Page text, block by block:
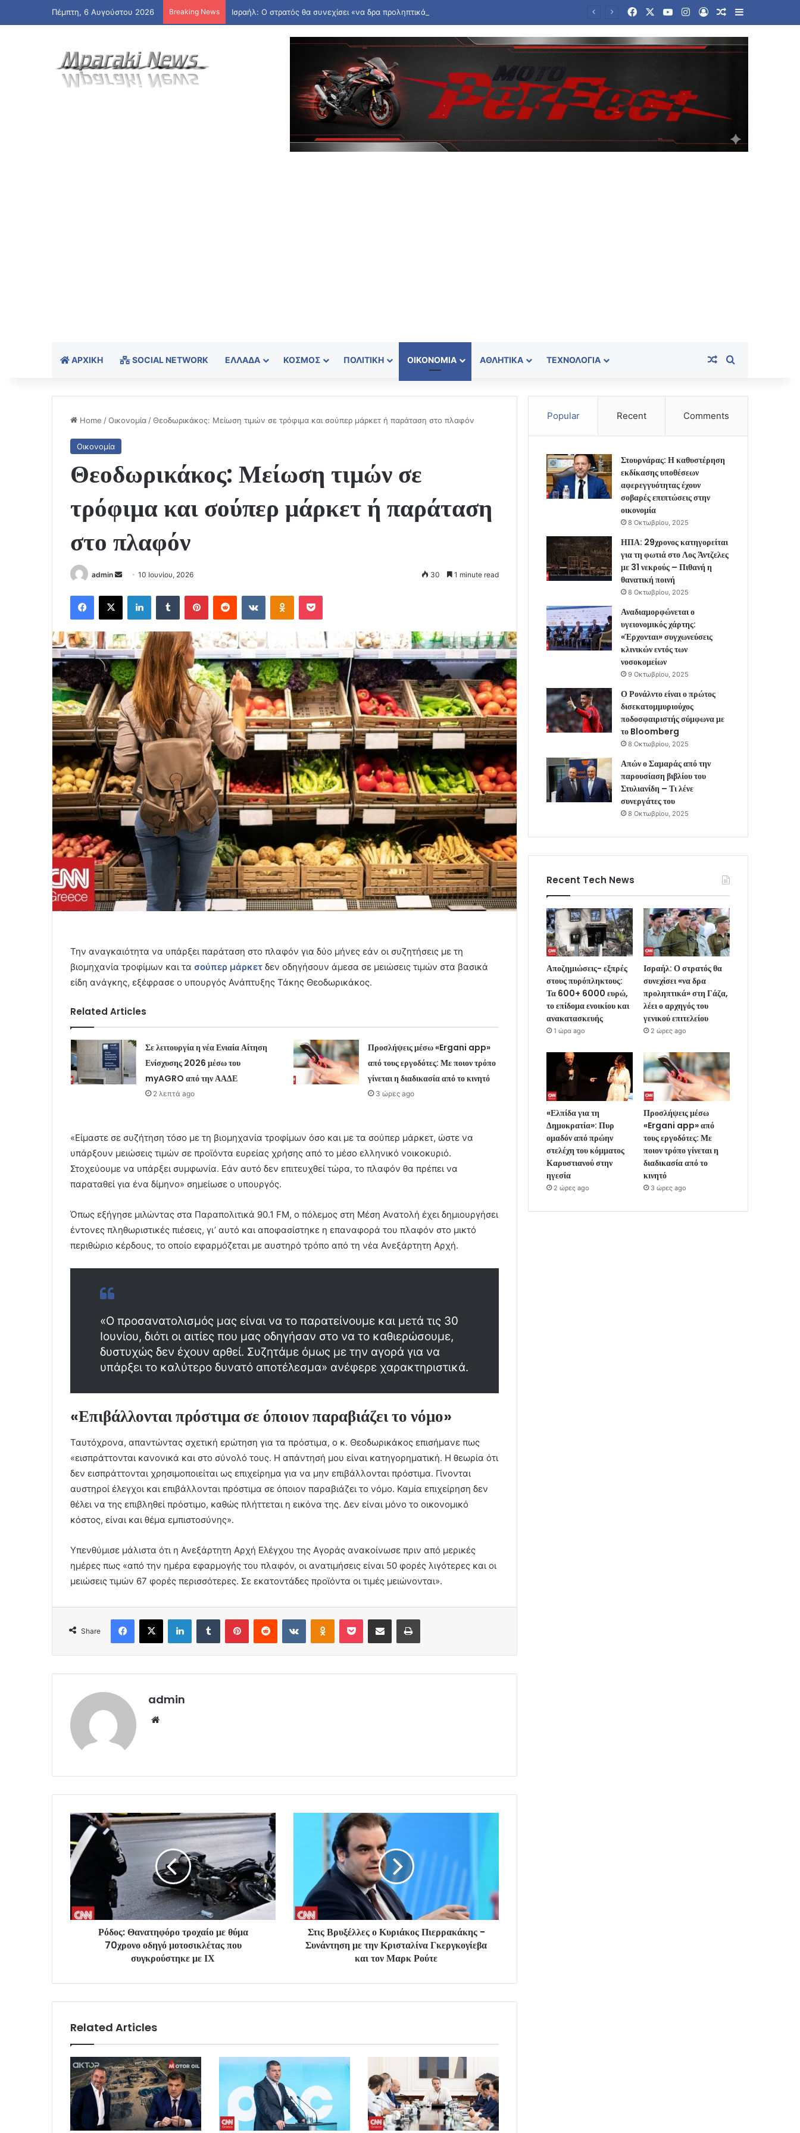
Πέμπτη, 6 Αυγούστου 2026 Breaking News FacebookYouTubeInstagram
Log InRandom Article
Sidebar
ΑΡΧΙΚΉ SOCIAL NETWORK ΕΛΛΆΔΑ ΚΌΣΜΟΣ ΠΟΛΙΤΙΚΉ ΟΙΚΟΝΟΜΊΑ ΑΘΛΗΤΙΚΆ ΤΕΧΝΟΛΟΓΊΑ Random Article
Home /Οικονομία /Θεοδωρικάκος: Μείωση τιμών σε τρόφιμα και σούπερ μάρκετ ή παράταση στο πλαφόν
Οικονομία
Θεοδωρικάκος: Μείωση τιμών σε
τρόφιμα και σούπερ μάρκετ ή παράταση
στο πλαφόν
admin
Send
email
10 Ιουνίου, 2026 30 1 minute read
Facebook
X LinkedInTumblr PinterestReddit VKontakteOdnoklassniki
Pocket
Την αναγκαιότητα να υπάρξει παράταση στο πλαφόν για δύο μήνες εάν οι συζητήσεις με τη
βιομηχανία τροφίμων και τα σούπερ μάρκετ δεν οδηγήσουν άμεσα σε μειώσεις τιμών στα βασικά
είδη ανάγκης, εξέφρασε ο υπουργός Ανάπτυξης Τάκης Θεοδωρικάκος.
Related Articles
Σε λειτουργία η νέα Ενιαία Αίτηση
Ενίσχυσης 2026 μέσω του
myAGRO από την ΑΑΔΕ
2 λεπτά ago
Προσλήψεις μέσω «Ergani app»
από τους εργοδότες: Με ποιον τρόπο
γίνεται η διαδικασία από το κινητό
3 ώρες ago
«Είμαστε σε συζήτηση τόσο με τη βιομηχανία τροφίμων όσο και με τα σούπερ μάρκετ, ώστε να
υπάρξουν μειώσεις τιμών σε προϊόντα ευρείας χρήσης από το μέσο ελληνικό νοικοκυριό.
Στοχεύουμε να υπάρξει συμφωνία. Εάν αυτό δεν επιτευχθεί τώρα, το πλαφόν θα πρέπει να
παραταθεί για ένα δίμηνο» σημείωσε ο υπουργός.
Όπως εξήγησε μιλώντας στα Παραπολιτικά 90.1 FM, ο πόλεμος στη Μέση Ανατολή έχει δημιουργήσει
έντονες πληθωριστικές πιέσεις, γι’ αυτό και αποφασίστηκε η επαναφορά του πλαφόν στο μικτό
περιθώριο κέρδους, το οποίο εφαρμόζεται με αυστηρό τρόπο από τη νέα Ανεξάρτητη Αρχή.
«Ο προσανατολισμός μας είναι να το παρατείνουμε και μετά τις 30
Ιουνίου, διότι οι αιτίες που μας οδηγήσαν στο να το καθιερώσουμε,
δυστυχώς δεν έχουν αρθεί. Συζητάμε όμως με την αγορά για να
υπάρξει το καλύτερο δυνατό αποτέλεσμα» ανέφερε χαρακτηριστικά.
«Επιβάλλονται πρόστιμα σε όποιον παραβιάζει το νόμο»
Ταυτόχρονα, απαντώντας σχετική ερώτηση για τα πρόστιμα, ο κ. Θεοδωρικάκος επισήμανε πως
«εισπράττονται κανονικά και στο σύνολό τους. Η απάντησή μου είναι κατηγορηματική. Η θεωρία ότι
δεν εισπράττονται χρησιμοποιείται ως επιχείρημα για να μην επιβάλλονται πρόστιμα. Γίνονται
αυστηροί έλεγχοι και επιβάλλονται πρόστιμα σε όποιον παραβιάζει το νόμο. Καμία επιχείρηση δεν
θέλει να της επιβληθεί πρόστιμο, καθώς πλήττεται η εικόνα της. Δεν είναι μόνο το οικονομικό
κόστος, είναι και θέμα εμπιστοσύνης».
Υπενθύμισε μάλιστα ότι η Ανεξάρτητη Αρχή Ελέγχου της Αγοράς ανακοίνωσε πριν από μερικές
ημέρες πως «από την ημέρα εφαρμογής του πλαφόν, οι ανατιμήσεις είναι 50 φορές λιγότερες και οι
μειώσεις τιμών 67 φορές περισσότερες. Σε εκατοντάδες προϊόντα οι τιμές μειώνονται».
Share
Facebook
X LinkedInTumblr PinterestReddit VKontakteOdnoklassniki
Pocket Share via Email Print
admin
Ρόδος: Θανατηφόρο τροχαίο με θύμα
70χρονο οδηγό μοτοσικλέτας που
συγκρούστηκε με ΙΧ
Στις Βρυξέλλες ο Κυριάκος Πιερρακάκης -
Συνάντηση με την Κρισταλίνα Γκεργκογίεβα
και τον Μαρκ Ρούτε
Related Articles
Popular Recent Comments
Στουρνάρας: Η καθυστέρηση
εκδίκασης υποθέσεων
αφερεγγυότητας έχουν
σοβαρές επιπτώσεις στην
οικονομία
8 Οκτωβρίου, 2025
ΗΠΑ: 29χρονος κατηγορείται
για τη φωτιά στο Λος Άντζελες
με 31 νεκρούς – Πιθανή η
θανατική ποινή
8 Οκτωβρίου, 2025
Αναδιαμορφώνεται ο
υγειονομικός χάρτης:
«Έρχονται» συγχωνεύσεις
κλινικών εντός των
νοσοκομείων
9 Οκτωβρίου, 2025
Ο Ρονάλντο είναι ο πρώτος
δισεκατομμυριούχος
ποδοσφαιριστής σύμφωνα με
το Bloomberg
8 Οκτωβρίου, 2025
Απών ο Σαμαράς από την
παρουσίαση βιβλίου του
Στυλιανίδη – Τι λένε
συνεργάτες του
8 Οκτωβρίου, 2025
Recent Tech News
Αποζημιώσεις- εξπρές
στους πυρόπληκτους:
Τα 600+ 6000 ευρώ,
το επίδομα ενοικίου και
ανακατασκευής
1 ώρα ago
Ισραήλ: Ο στρατός θα
συνεχίσει «να δρα
προληπτικά» στη Γάζα,
λέει ο αρχηγός του
γενικού επιτελείου
2 ώρες ago
«Ελπίδα για τη
Δημοκρατία»: Πυρ
ομαδόν από πρώην
στελέχη του κόμματος
Καρυστιανού στην
ηγεσία
2 ώρες ago
Προσλήψεις μέσω
«Ergani app» από
τους εργοδότες: Με
ποιον τρόπο γίνεται η
διαδικασία από το
κινητό
3 ώρες ago